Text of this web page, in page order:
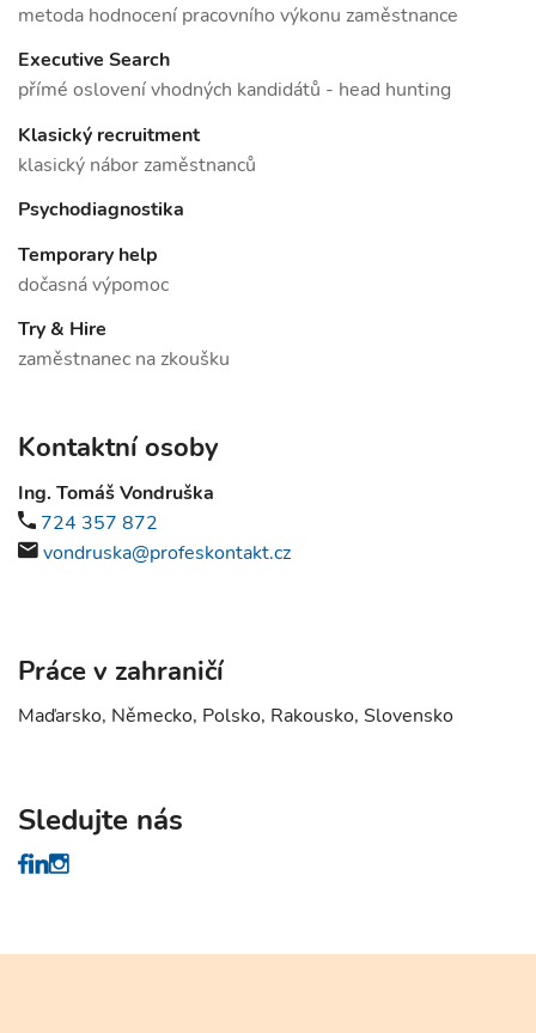
metoda hodnocení pracovního výkonu zaměstnance
Executive Search
přímé oslovení vhodných kandidátů - head hunting
Klasický recruitment
klasický nábor zaměstnanců
Psychodiagnostika
Temporary help
dočasná výpomoc
Try & Hire
zaměstnanec na zkoušku
Kontaktní osoby
Ing. Tomáš Vondruška
724 357 872
vondruska@profeskontakt.cz
Práce v zahraničí
Maďarsko, Německo, Polsko, Rakousko, Slovensko
Sledujte nás